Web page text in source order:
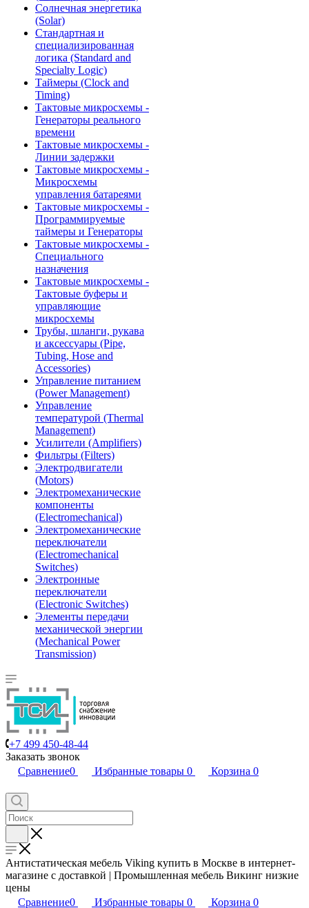
Солнечная энергетика
(Solar)
Стандартная и
специализированная
логика (Standard and
Specialty Logic)
Таймеры (Clock and
Timing)
Тактовые микросхемы -
Генераторы реального
времени
Тактовые микросхемы -
Линии задержки
Тактовые микросхемы -
Микросхемы
управления батареями
Тактовые микросхемы -
Программируемые
таймеры и Генераторы
Тактовые микросхемы -
Специального
назначения
Тактовые микросхемы -
Тактовые буферы и
управляющие
микросхемы
Трубы, шланги, рукава
и аксессуары (Pipe,
Tubing, Hose and
Accessories)
Управление питанием
(Power Management)
Управление
температурой (Thermal
Management)
Усилители (Amplifiers)
Фильтры (Filters)
Электродвигатели
(Motors)
Электромеханические
компоненты
(Electromechanical)
Электромеханические
переключатели
(Electromechanical
Switches)
Электронные
переключатели
(Electronic Switches)
Элементы передачи
механической энергии
(Mechanical Power
Transmission)
+7 499 450-48-44
Заказать звонок
Сравнение0 Избранные товары 0 Корзина 0
Антистатическая мебель Viking купить в Москве в интернет-
магазине с доставкой | Промышленная мебель Викинг низкие
цены
Сравнение0 Избранные товары 0 Корзина 0